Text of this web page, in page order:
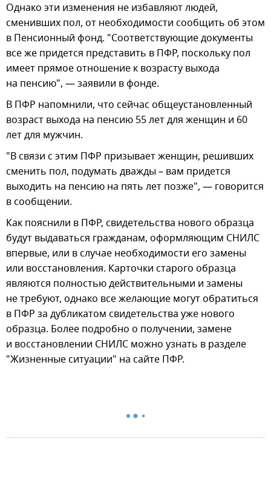
Однако эти изменения не избавляют людей,
сменивших пол, от необходимости сообщить об этом
в Пенсионный фонд. "Соответствующие документы
все же придется представить в ПФР, поскольку пол
имеет прямое отношение к возрасту выхода
на пенсию", — заявили в фонде.
В ПФР напомнили, что сейчас общеустановленный
возраст выхода на пенсию 55 лет для женщин и 60
лет для мужчин.
"В связи с этим ПФР призывает женщин, решивших
сменить пол, подумать дважды – вам придется
выходить на пенсию на пять лет позже", — говорится
в сообщении.
Как пояснили в ПФР, свидетельства нового образца
будут выдаваться гражданам, оформляющим СНИЛС
впервые, или в случае необходимости его замены
или восстановления. Карточки старого образца
являются полностью действительными и замены
не требуют, однако все желающие могут обратиться
в ПФР за дубликатом свидетельства уже нового
образца. Более подробно о получении, замене
и восстановлении СНИЛС можно узнать в разделе
"Жизненные ситуации" на сайте ПФР.